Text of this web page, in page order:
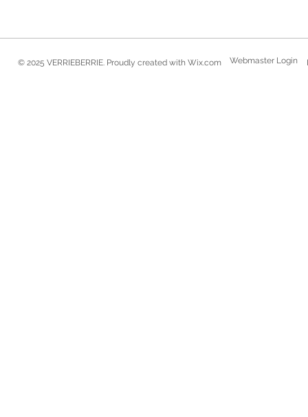
© 2025 VERRIEBERRIE. Proudly created with Wix.com Webmaster Login